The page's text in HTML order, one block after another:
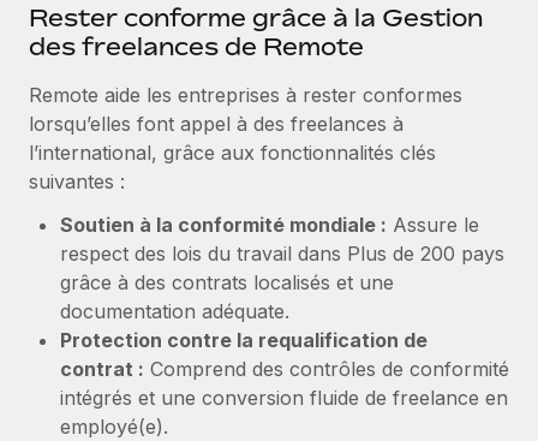
Remote Watchtower
matière de conformité
Gestion des appareils
Achetez et suivez vos équipements informatiques
Création d’entité
Établissez des entités rapidement et en toute
conformité
Mobilité et déménagement international
Organisez facilement le déménagement de vos
employés
BLOG
EOR et PEO
Gestion des freelances
Taxes
Explorer le blog
BLOG
Mises à jour des produits de Remote :
Intégrations Gusto et Xero et Gestion des
Rester conforme grâce à la Gestion
des freelances de Remote
Remote aide les entreprises à rester conformes
lorsqu’elles font appel à des freelances à
l’international, grâce aux fonctionnalités clés
suivantes :
Soutien à la conformité mondiale : Assure le
respect des lois du travail dans Plus de 200 pays
grâce à des contrats localisés et une
documentation adéquate.
Protection contre la requalification de
contrat : Comprend des contrôles de conformité
intégrés et une conversion fluide de freelance en
employé(e).